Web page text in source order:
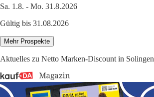
Sa. 1.8. - Mo. 31.8.2026
Gültig bis 31.08.2026
Mehr Prospekte
Aktuelles zu Netto Marken-Discount in Solingen